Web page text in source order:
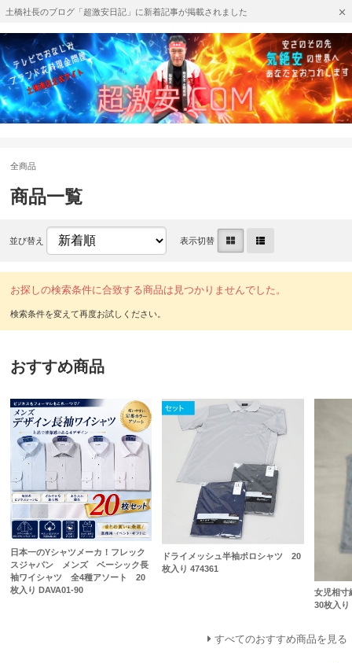
土橋社長のブログ「超激安日記」に新着記事が掲載されました
全商品
商品一覧
並び替え 表示切替
お探しの検索条件に合致する商品は見つかりませんでした。
おすすめ商品
日本一のYシャツメーカ！フレック
スジャパン メンズ ベーシック長
袖ワイシャツ 全4種アソート 20
枚入り DAVA01-90
ドライメッシュ半袖ポロシャツ 20
枚入り 474361
女児相
30枚入り
すべてのおすすめ商品を見る